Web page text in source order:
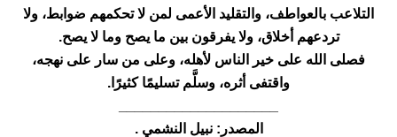
التلاعب بالعواطف، والتقليد الأعمى لمن لا تحكمهم ضوابط، ولا
تردعهم أخلاق، ولا يفرقون بين ما يصح وما لا يصح.
فصلى الله على خير الناس لأهله، وعلى من سار على نهجه،
واقتفى أثره، وسلَّم تسليمًا كثيرًا.
المصدر: نبيل النشمي .